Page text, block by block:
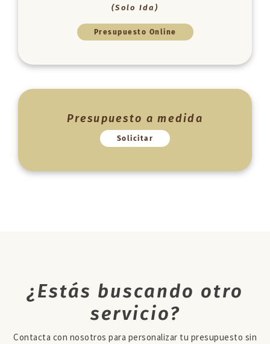
(Solo Ida)
Presupuesto Online
Presupuesto a medida
Solicitar
¿Estás buscando otro
servicio?
Contacta con nosotros para personalizar tu presupuesto sin